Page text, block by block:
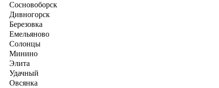
Сосновоборск
Дивногорск
Березовка
Емельяново
Солонцы
Минино
Элита
Удачный
Овсянка